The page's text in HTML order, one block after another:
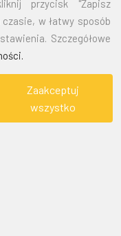
przycisk "Zapisz
w łatwy sposób
Szczegółowe
Zaakceptuj
wszystko